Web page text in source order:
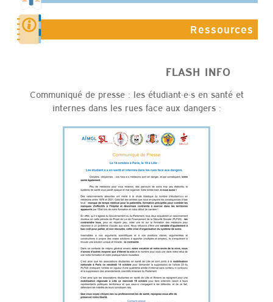
Ressources
FLASH INFO
Communiqué de presse : les étudiant·e·s en santé et
internes dans les rues face aux dangers :